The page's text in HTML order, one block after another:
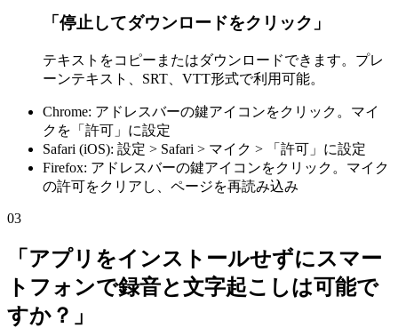
「停止してダウンロードをクリック」
テキストをコピーまたはダウンロードできます。プレ
ーンテキスト、SRT、VTT形式で利用可能。
Chrome: アドレスバーの鍵アイコンをクリック。マイ
クを「許可」に設定
Safari (iOS): 設定 > Safari > マイク > 「許可」に設定
Firefox: アドレスバーの鍵アイコンをクリック。マイク
の許可をクリアし、ページを再読み込み
03
「アプリをインストールせずにスマー
トフォンで録音と文字起こしは可能で
すか？」